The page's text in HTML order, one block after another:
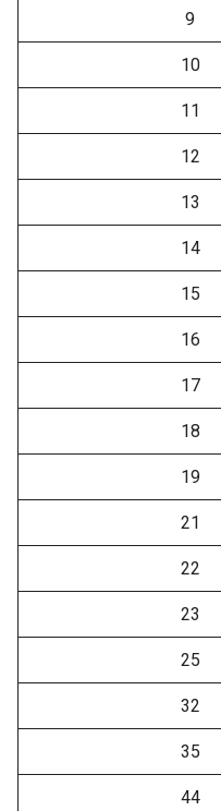
9
10
11
12
13
14
15
16
17
18
19
21
22
23
25
32
35
44